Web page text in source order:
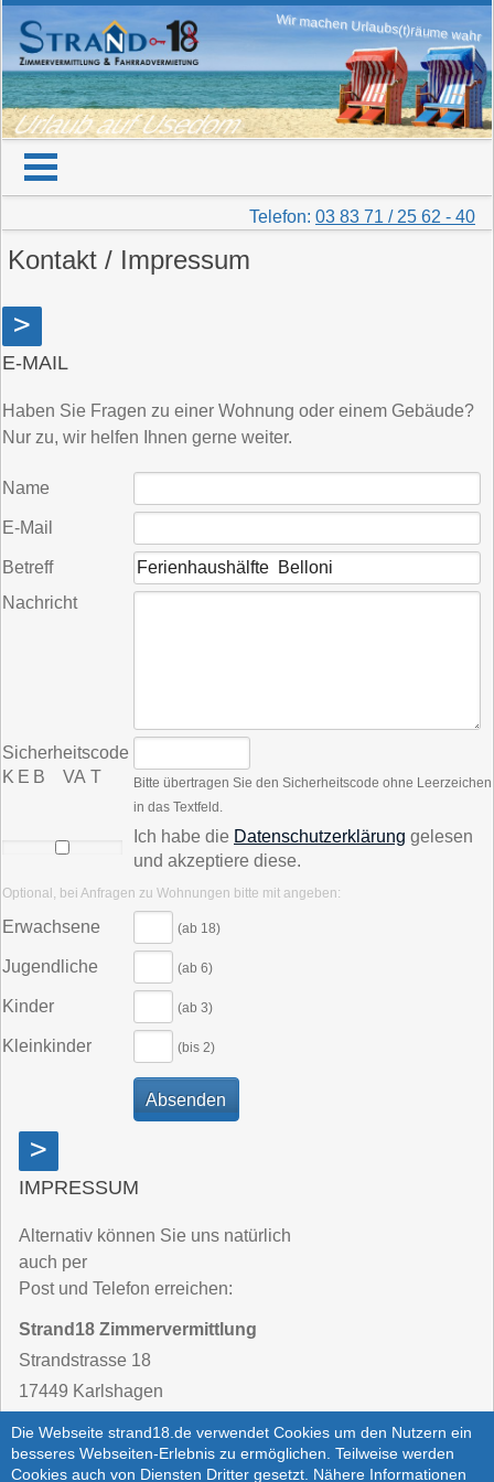
Die Webseite strand18.de verwendet Cookies um den Nutzern ein
besseres Webseiten-Erlebnis zu ermöglichen. Teilweise werden
Cookies auch von Diensten Dritter gesetzt. Nähere Informationen
Wir machen Urlaubs(t)räume wahr
Urlaub auf Usedom
Telefon: 03 83 71 / 25 62 - 40
Kontakt / Impressum
>
E-MAIL
Haben Sie Fragen zu einer Wohnung oder einem Gebäude?
Nur zu, wir helfen Ihnen gerne weiter.
Name
E-Mail
Betreff
Nachricht
Sicherheitscode
K E B V A T
Bitte übertragen Sie den Sicherheitscode ohne Leerzeichen
in das Textfeld.
Ich habe die Datenschutzerklärung gelesen
und akzeptiere diese.
Optional, bei Anfragen zu Wohnungen bitte mit angeben:
Erwachsene (ab 18)
Jugendliche (ab 6)
Kinder (ab 3)
Kleinkinder (bis 2)
>
IMPRESSUM
Alternativ können Sie uns natürlich
auch per
Post und Telefon erreichen:
Strand18 Zimmervermittlung
Strandstrasse 18
17449 Karlshagen
Telefon: 03 83 71 / 25 62 - 40